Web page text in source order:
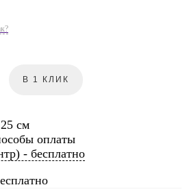
В 1 КЛИК
см
- бесплатно